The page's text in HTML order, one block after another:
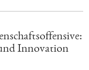
Innovation